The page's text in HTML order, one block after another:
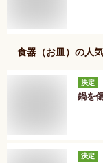
食器（お皿） の人
決定
鍋を
決定